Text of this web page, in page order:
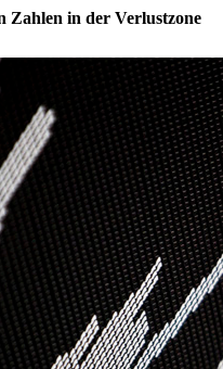
Zahlen in der Verlustzone